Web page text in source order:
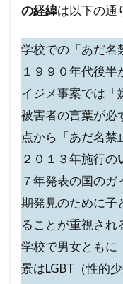
の経緯は以下の通
学校での「あだ名
１９９０年代後半
イジメ事案では「
被害者の言葉が必
点から「あだ名禁
２０１３年施行の
７年発表の国の
期発見のために子
ることが重視され
学校で男女ともに
景はLGBT（性的